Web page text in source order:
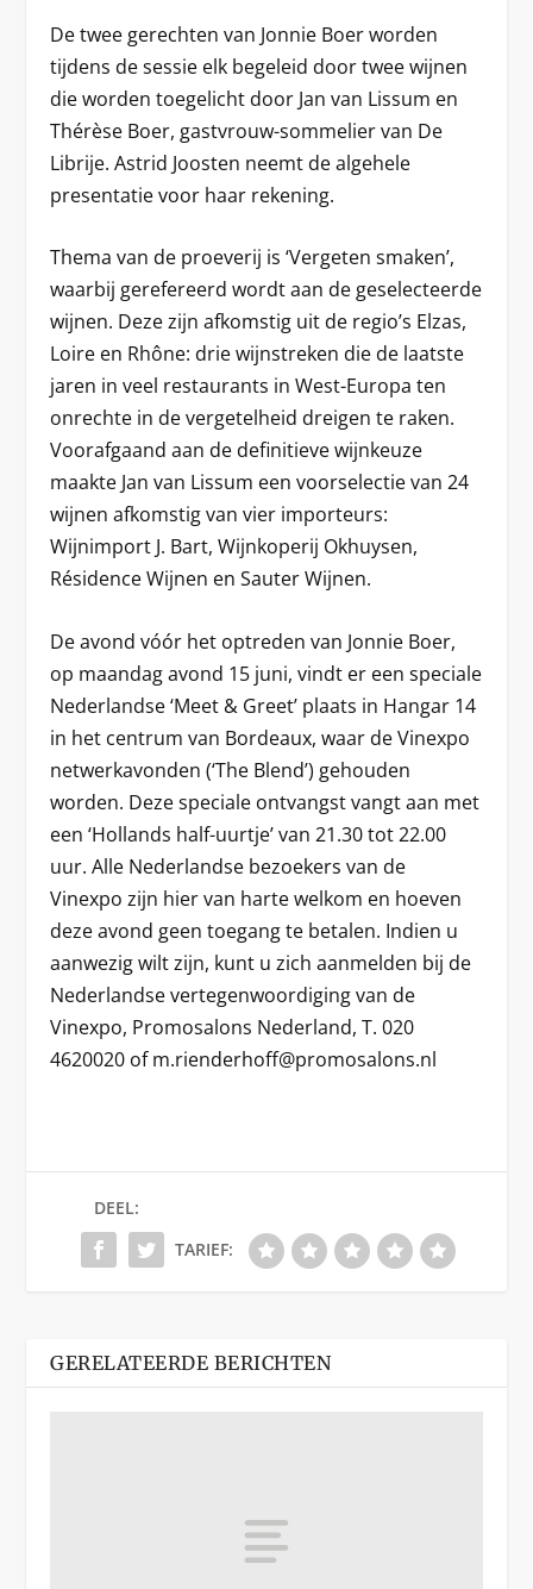
De twee gerechten van Jonnie Boer worden
tijdens de sessie elk begeleid door twee wijnen
die worden toegelicht door Jan van Lissum en
Thérèse Boer, gastvrouw-sommelier van De
Librije. Astrid Joosten neemt de algehele
presentatie voor haar rekening.
Thema van de proeverij is ‘Vergeten smaken’,
waarbij gerefereerd wordt aan de geselecteerde
wijnen. Deze zijn afkomstig uit de regio’s Elzas,
Loire en Rhône: drie wijnstreken die de laatste
jaren in veel restaurants in West-Europa ten
onrechte in de vergetelheid dreigen te raken.
Voorafgaand aan de definitieve wijnkeuze
maakte Jan van Lissum een voorselectie van 24
wijnen afkomstig van vier importeurs:
Wijnimport J. Bart, Wijnkoperij Okhuysen,
Résidence Wijnen en Sauter Wijnen.
De avond vóór het optreden van Jonnie Boer,
op maandag avond 15 juni, vindt er een speciale
Nederlandse ‘Meet & Greet’ plaats in Hangar 14
in het centrum van Bordeaux, waar de Vinexpo
netwerkavonden (‘The Blend’) gehouden
worden. Deze speciale ontvangst vangt aan met
een ‘Hollands half-uurtje’ van 21.30 tot 22.00
uur. Alle Nederlandse bezoekers van de
Vinexpo zijn hier van harte welkom en hoeven
deze avond geen toegang te betalen. Indien u
aanwezig wilt zijn, kunt u zich aanmelden bij de
Nederlandse vertegenwoordiging van de
Vinexpo, Promosalons Nederland, T. 020
4620020 of m.rienderhoff@promosalons.nl
DEEL:
TARIEF:
GERELATEERDE BERICHTEN